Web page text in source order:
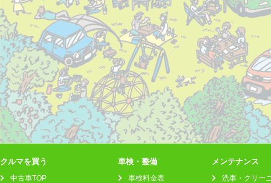
クルマを買う
中古車TOP
車検・整備
車検料金表
メンテナンス
洗車・クリー